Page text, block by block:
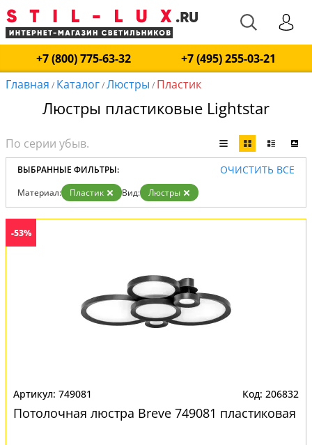
+7 (800) 775-63-32
+7 (495) 255-03-21
Главная / Каталог/Люстры / Пластик
Люстры пластиковые Lightstar
ВЫБРАННЫЕ ФИЛЬТРЫ: ОЧИСТИТЬ ВСЕ
Материал: Пластик Вид: Люстры
-53%
749081 206832
Потолочная люстра Breve 749081 пластиковая